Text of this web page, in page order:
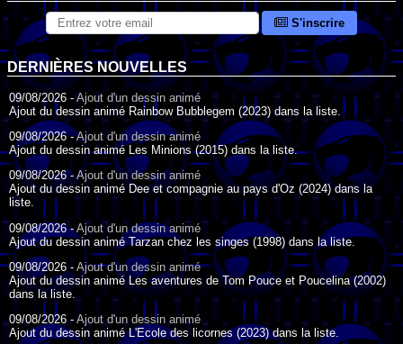
S'inscrire
DERNIÈRES NOUVELLES
09/08/2026 -Ajout d'un dessin animé
Ajout du dessin animé Rainbow Bubblegem (2023) dans la liste.
09/08/2026 -Ajout d'un dessin animé
Ajout du dessin animé Les Minions (2015) dans la liste.
09/08/2026 -Ajout d'un dessin animé
Ajout du dessin animé Dee et compagnie au pays d'Oz (2024) dans la
liste.
09/08/2026 -Ajout d'un dessin animé
Ajout du dessin animé Tarzan chez les singes (1998) dans la liste.
09/08/2026 - Ajout d'un dessin animé
Ajout du dessin animé Les aventures de Tom Pouce et Poucelina (2002)
dans la liste.
09/08/2026 -Ajout d'un dessin animé
Ajout du dessin animé L'Ecole des licornes (2023) dans la liste.